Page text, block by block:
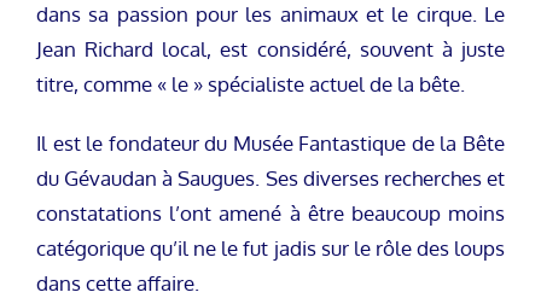
dans sa passion pour les animaux et le cirque. Le
Jean Richard local, est considéré, souvent à juste
titre, comme « le » spécialiste actuel de la bête.
Il est le fondateur du Musée Fantastique de la Bête
du Gévaudan à Saugues. Ses diverses recherches et
constatations l’ont amené à être beaucoup moins
catégorique qu’il ne le fut jadis sur le rôle des loups
dans cette affaire.